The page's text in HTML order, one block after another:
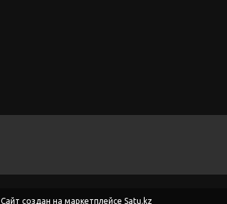
Сайт создан на маркетплейсе Satu.kz